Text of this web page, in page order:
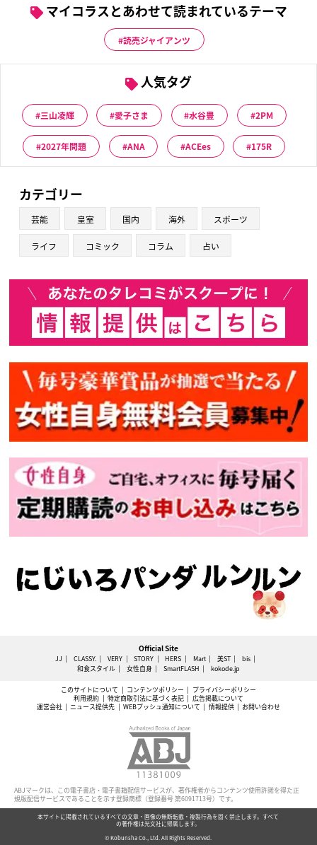
マイコラスとあわせて読まれているテーマ
読売ジャイアンツ
人気タグ
三山凌輝 愛子さま 水谷豊 2PM
2027年問題 ANA ACEes 175R
カテゴリー
芸能 皇室 国内 海外 スポーツ
ライフ コミック コラム 占い
Official Site
JJ CLASSY. VERY STORY HERS Mart 美ST
bis
和食スタイル
女性自身 SmartFLASH kokode.jp
このサイトについて コンテンツポリシー
プライバシーポリシー
利用規約
特定商取引法に基づく表記
広告掲載について
運営会社
ニュース提供先 WEBプッシュ通知について 情報提供 お問い合わせ
ABJマークは、この電子書店・電子書籍配信サービスが、著作権者からコンテンツ使用許諾を得た正
規版配信サービスであることを示す登録商標（登録番号 第6091713号）です。
本サイトに掲載されているすべての文章・画像の無断転載・複製行為を固く禁止します。すべて
の著作権は光文社に帰属します。
© Kobunsha Co., Ltd. All Rights Reserved.